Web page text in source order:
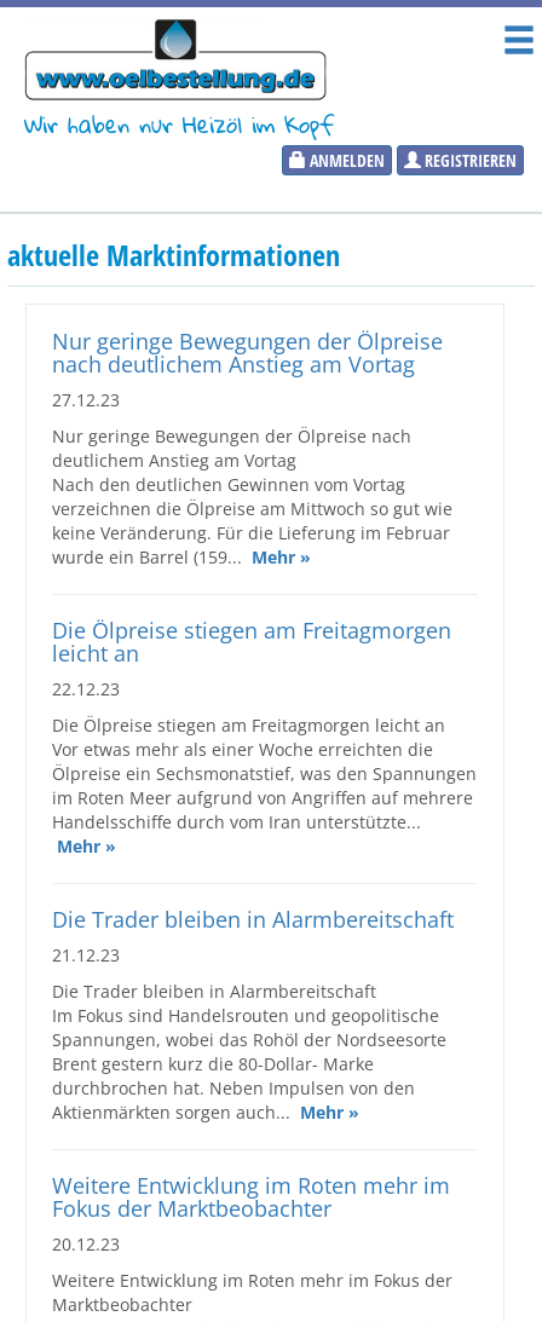
Wir haben nur Heizöl im Kopf
ANMELDEN REGISTRIEREN
Heizölpreise
Aktueller Heizölpreis
Marktinformationen
Wunschpreis Benachrichtigung
Produkte
Service
Händler
Hilfe und Kontakt
Shop
aktuelle Marktinformationen
Nur geringe Bewegungen der Ölpreise
nach deutlichem Anstieg am Vortag
27.12.23
Nur geringe Bewegungen der Ölpreise nach
deutlichem Anstieg am Vortag
Nach den deutlichen Gewinnen vom Vortag
verzeichnen die Ölpreise am Mittwoch so gut wie
keine Veränderung. Für die Lieferung im Februar
wurde ein Barrel (159... Mehr »
Die Ölpreise stiegen am Freitagmorgen
leicht an
22.12.23
Die Ölpreise stiegen am Freitagmorgen leicht an
Vor etwas mehr als einer Woche erreichten die
Ölpreise ein Sechsmonatstief, was den Spannungen
im Roten Meer aufgrund von Angriffen auf mehrere
Handelsschiffe durch vom Iran unterstützte...
Mehr »
Die Trader bleiben in Alarmbereitschaft
21.12.23
Die Trader bleiben in Alarmbereitschaft
Im Fokus sind Handelsrouten und geopolitische
Spannungen, wobei das Rohöl der Nordseesorte
Brent gestern kurz die 80-Dollar- Marke
durchbrochen hat. Neben Impulsen von den
Aktienmärkten sorgen auch... Mehr »
Weitere Entwicklung im Roten mehr im
Fokus der Marktbeobachter
20.12.23
Weitere Entwicklung im Roten mehr im Fokus der
Marktbeobachter